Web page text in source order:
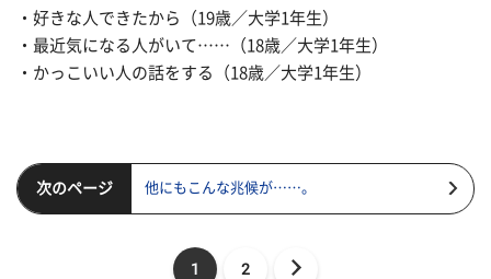
・好きな人できたから（19歳／大学1年生）
・最近気になる人がいて……（18歳／大学1年生）
・かっこいい人の話をする（18歳／大学1年生）
次のページ 他にもこんな兆候が……。
1 2